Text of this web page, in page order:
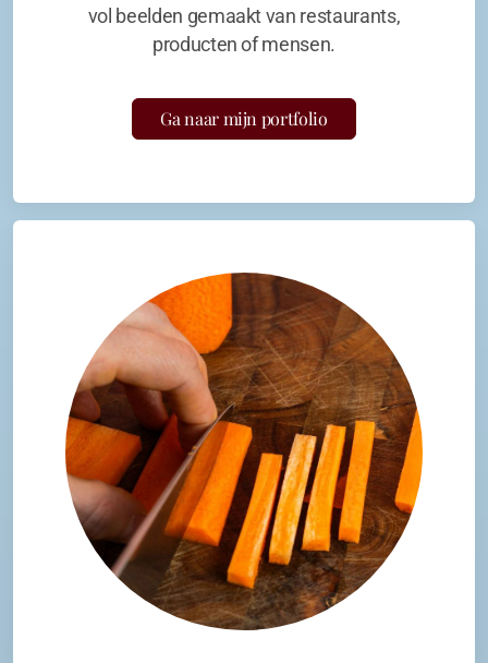
vol beelden gemaakt van restaurants,
producten of mensen.
Ga naar mijn portfolio